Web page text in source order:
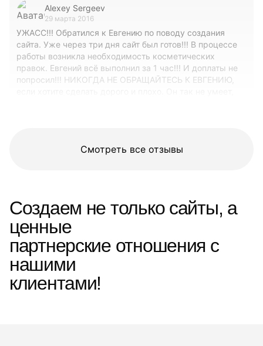
Alexey Sergeev
29 марта 2016
УЖАСС!!! Обратился к Евгению по поводу создания
сайта. Уже через три дня сайт был готов!!! В процессе
работы возникла необходимость косметических
правок. Евгений всё выполнил за 1 час!!! И доплаты не
попросил!!! НИКОГДА НЕ ОБРАЩАЙТЕСЬ К ЕВГЕНИЮ,
Смотреть все отзывы
Создаем не только сайты, а
ценные
партнерские отношения с
нашими
клиентами!